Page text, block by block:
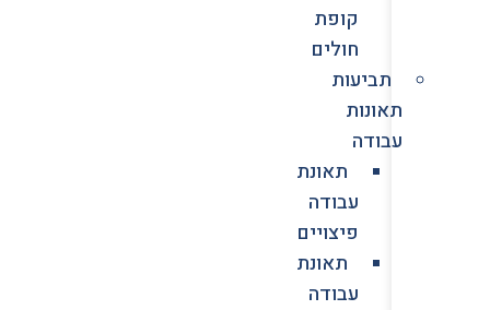
קופת
חולים
תביעות
תאונות
עבודה
תאונת
עבודה
פיצויים
תאונת
עבודה